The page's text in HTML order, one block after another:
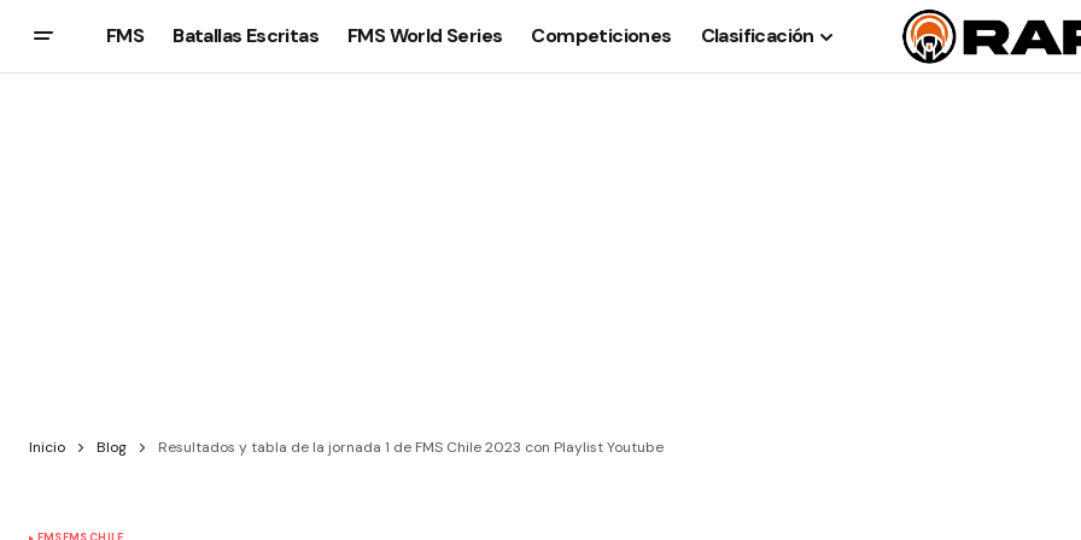
FMS Batallas Escritas FMS World Series Competiciones Clasificación
Inicio Blog Resultados y tabla de la jornada 1 de FMS Chile 2023 con Playlist Youtube